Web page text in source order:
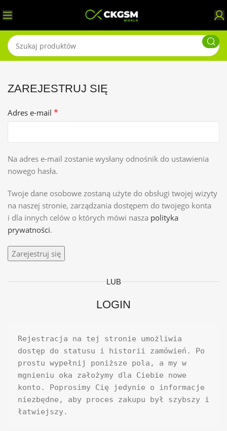
ZAREJESTRUJ SIĘ
Adres e-mail *
Na adres e-mail zostanie wysłany odnośnik do ustawienia
nowego hasła.
Twoje dane osobowe zostaną użyte do obsługi twojej wizyty
na naszej stronie, zarządzania dostępem do twojego konta
i dla innych celów o których mówi nasza polityka
prywatności.
Zarejestruj się
LUB
LOGIN
Rejestracja na tej stronie umożliwia
dostęp do statusu i historii zamówień. Po
prostu wypełnij poniższe pola, a my w
mgnieniu oka założymy dla Ciebie nowe
konto. Poprosimy Cię jedynie o informacje
niezbędne, aby proces zakupu był szybszy i
łatwiejszy.